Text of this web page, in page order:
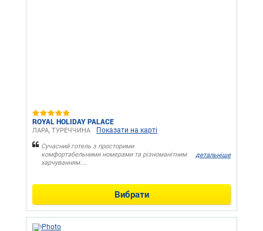
ROYAL HOLIDAY PALACE
ЛАРА, ТУРЕЧЧИНА Показати на карті
Сучасний готель з просторими
комфортабельними номерами та різноманітним
харчуванням....
детальніше
Вибрати